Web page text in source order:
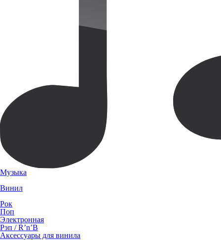
Музыка
Винил
Рок
Поп
Электронная
Рэп / R’n’B
Аксессуары для винила